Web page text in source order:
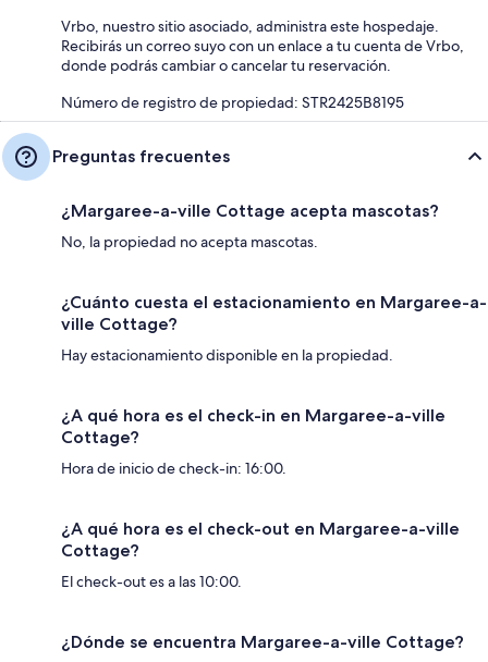
Vrbo, nuestro sitio asociado, administra este hospedaje.
Recibirás un correo suyo con un enlace a tu cuenta de Vrbo,
donde podrás cambiar o cancelar tu reservación.
Número de registro de propiedad: STR2425B8195
Preguntas frecuentes
¿Margaree-a-ville Cottage acepta mascotas?
No, la propiedad no acepta mascotas.
¿Cuánto cuesta el estacionamiento en Margaree-a-
ville Cottage?
Hay estacionamiento disponible en la propiedad.
¿A qué hora es el check-in en Margaree-a-ville
Cottage?
Hora de inicio de check-in: 16:00.
¿A qué hora es el check-out en Margaree-a-ville
Cottage?
El check-out es a las 10:00.
¿Dónde se encuentra Margaree-a-ville Cottage?